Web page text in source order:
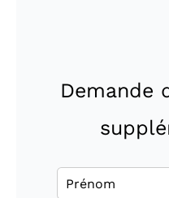
Demande